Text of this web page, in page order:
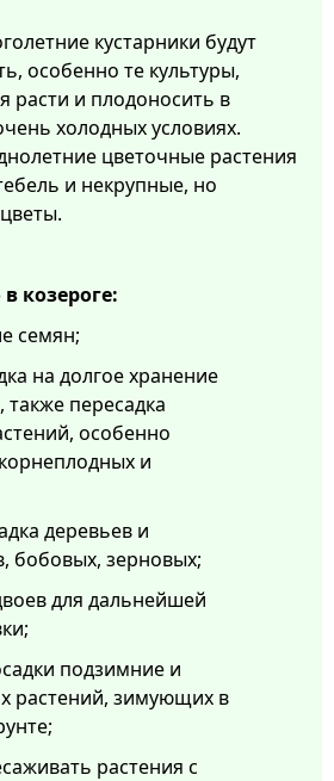
кустарники будут
особенно те культуры,
расти и плодоносить в
холодных условиях.
цветочные растения
и некрупные, но
козероге:
семян;
на долгое хранение
также пересадка
особенно
и
деревьев и
бобовых, зерновых;
для дальнейшей
подзимние и
растений, зимующих в
растения с